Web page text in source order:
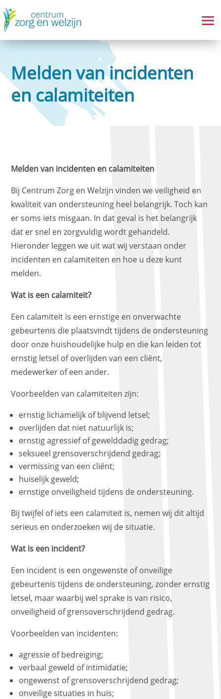
Melden van incidenten
en calamiteiten
Melden van incidenten en calamiteiten
Bij Centrum Zorg en Welzijn vinden we veiligheid en
kwaliteit van ondersteuning heel belangrijk. Toch kan
er soms iets misgaan. In dat geval is het belangrijk
dat er snel en zorgvuldig wordt gehandeld.
Hieronder leggen we uit wat wij verstaan onder
incidenten en calamiteiten en hoe u deze kunt
melden.
Wat is een calamiteit?
Een calamiteit is een ernstige en onverwachte
gebeurtenis die plaatsvindt tijdens de ondersteuning
door onze huishoudelijke hulp en die kan leiden tot
ernstig letsel of overlijden van een cliënt,
medewerker of een ander.
Voorbeelden van calamiteiten zijn:
ernstig lichamelijk of blijvend letsel;
overlijden dat niet natuurlijk is;
ernstig agressief of gewelddadig gedrag;
seksueel grensoverschrijdend gedrag;
vermissing van een cliënt;
huiselijk geweld;
ernstige onveiligheid tijdens de ondersteuning.
Bij twijfel of iets een calamiteit is, nemen wij dit altijd
serieus en onderzoeken wij de situatie.
Wat is een incident?
Een incident is een ongewenste of onveilige
gebeurtenis tijdens de ondersteuning, zonder ernstig
letsel, maar waarbij wel sprake is van risico,
onveiligheid of grensoverschrijdend gedrag.
Voorbeelden van incidenten:
agressie of bedreiging;
verbaal geweld of intimidatie;
ongewenst of grensoverschrijdend gedrag;
onveilige situaties in huis;